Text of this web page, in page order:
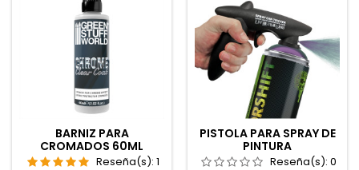
BARNIZ PARA
CROMADOS 60ML
Reseña(s): 1
PISTOLA PARA SPRAY DE
PINTURA
Reseña(s): 0